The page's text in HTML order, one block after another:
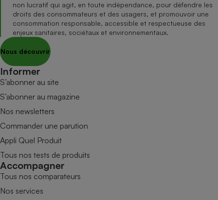
non lucratif qui agit, en toute indépendance, pour défendre les
droits des consommateurs et des usagers, et promouvoir une
consommation responsable, accessible et respectueuse des
enjeux sanitaires, sociétaux et environnementaux.
Nous découvrir
Informer
S’abonner au site
S’abonner au magazine
Nos newsletters
Commander une parution
Appli Quel Produit
Tous nos tests de produits
Accompagner
Tous nos comparateurs
Nos services